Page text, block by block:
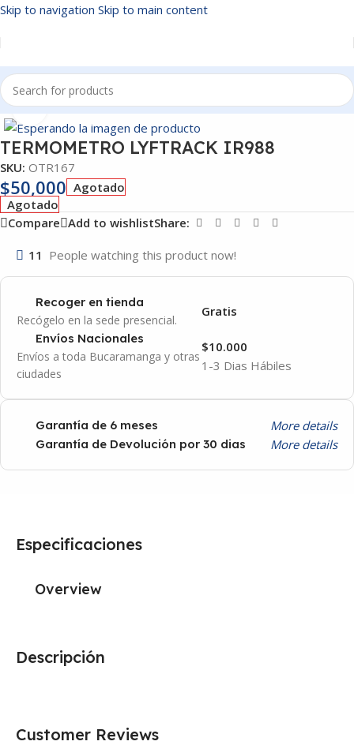
Skip to navigation Skip to main content
Inicio/OTROS
Click to enlarge
TERMOMETRO LYFTRACK IR988
SKU: OTR167
$50,000 Agotado
Agotado
Compare Add to wishlistShare:
11 People watching this product now!
Recoger en tienda
Recógelo en la sede presencial.
Gratis
Envíos Nacionales
Envíos a toda Bucaramanga y otras
ciudades
1-3 Dias Hábiles
$10.000
Garantía de 6 meses More details
Garantía de Devolución por 30 dias More details
Descripción
Especificaciones
Overview
Customer Reviews